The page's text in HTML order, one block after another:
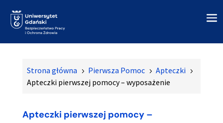
Strona główna 5 Pierwsza Pomoc 5 Apteczki 5
Apteczki pierwszej pomocy – wyposażenie
Apteczki pierwszej pomocy –